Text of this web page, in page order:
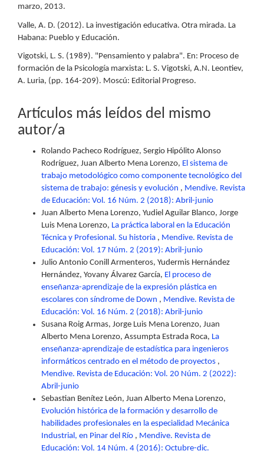
marzo, 2013.
Valle, A. D. (2012). La investigación educativa. Otra mirada. La
Habana: Pueblo y Educación.
Vigotski, L. S. (1989). "Pensamiento y palabra". En: Proceso de
formación de la Psicología marxista: L. S. Vigotski, A.N. Leontiev,
A. Luria, (pp. 164-209). Moscú: Editorial Progreso.
Artículos más leídos del mismo
autor/a
Rolando Pacheco Rodríguez, Sergio Hipólito Alonso
Rodríguez, Juan Alberto Mena Lorenzo, El sistema de
trabajo metodológico como componente tecnológico del
sistema de trabajo: génesis y evolución , Mendive. Revista
de Educación: Vol. 16 Núm. 2 (2018): Abril-junio
Juan Alberto Mena Lorenzo, Yudiel Aguilar Blanco, Jorge
Luis Mena Lorenzo, La práctica laboral en la Educación
Técnica y Profesional. Su historia , Mendive. Revista de
Educación: Vol. 17 Núm. 2 (2019): Abril-junio
Julio Antonio Conill Armenteros, Yudermis Hernández
Hernández, Yovany Álvarez García, El proceso de
enseñanza-aprendizaje de la expresión plástica en
escolares con síndrome de Down , Mendive. Revista de
Educación: Vol. 16 Núm. 2 (2018): Abril-junio
Susana Roig Armas, Jorge Luis Mena Lorenzo, Juan
Alberto Mena Lorenzo, Assumpta Estrada Roca, La
enseñanza-aprendizaje de estadística para ingenieros
informáticos centrado en el método de proyectos ,
Mendive. Revista de Educación: Vol. 20 Núm. 2 (2022):
Abril-junio
Sebastian Benítez León, Juan Alberto Mena Lorenzo,
Evolución histórica de la formación y desarrollo de
habilidades profesionales en la especialidad Mecánica
Industrial, en Pinar del Río , Mendive. Revista de
Educación: Vol. 14 Núm. 4 (2016): Octubre-dic.